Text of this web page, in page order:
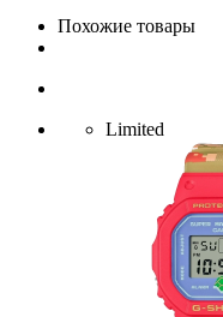
Похожие товары
Limited